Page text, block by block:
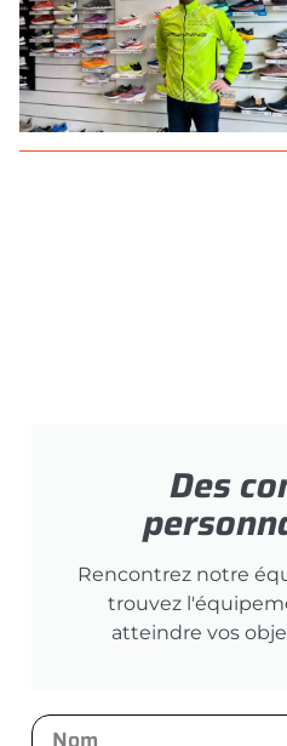
Des
Rencontrez notre
trouvez
atteindre vos